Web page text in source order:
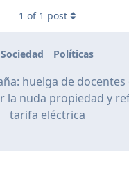
Sociedad Políticas
huelga de docentes
la nuda propiedad y
tarifa eléctrica
1 of 1 post